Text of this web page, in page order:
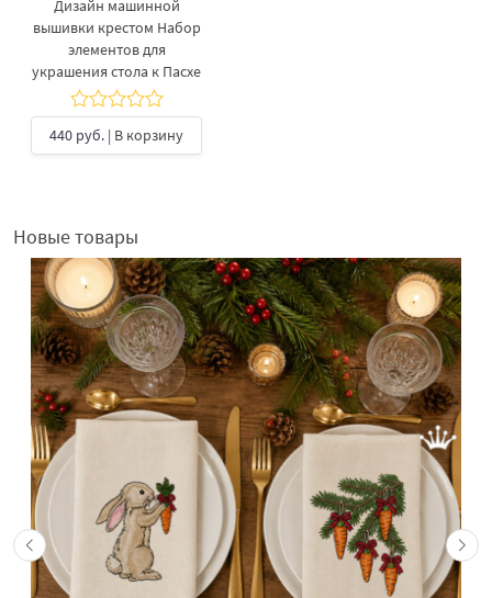
Дизайн машинной
вышивки крестом Набор
элементов для
украшения стола к Пасхе
440 руб. | В корзину
Новые товары